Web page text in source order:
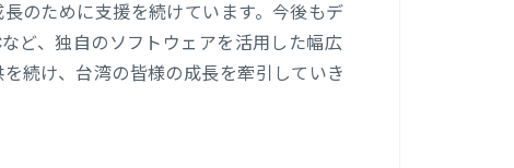
のために支援を続けています。今後もデ
ど、独自のソフトウェアを活用した幅広
続け、台湾の皆様の成長を牽引していき